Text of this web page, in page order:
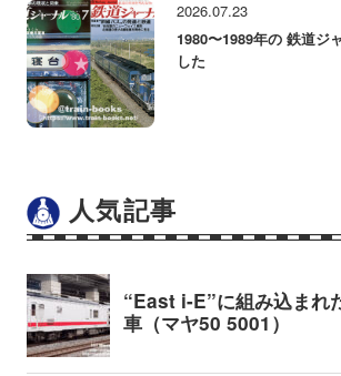
2026.07.23
1980〜1989年の 鉄道ジ
した
人気記事